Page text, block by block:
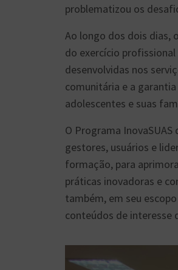
problematizou os
Ao longo dos dois dias,
do exercício
desenvolvidas nos
comunitária e a
adolescentes e suas
O Programa
gestores, usuários e
formação, para
práticas inovadoras e
também, em seu
conteúdos de interesse